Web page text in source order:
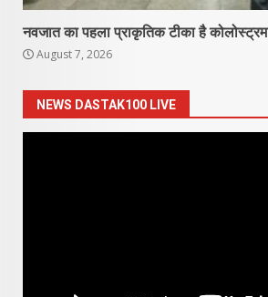
नवजात का पहला प्राकृतिक टीका है कोलोस्ट्रम
August 7, 2026
NEWS DASTAK100 LIVE